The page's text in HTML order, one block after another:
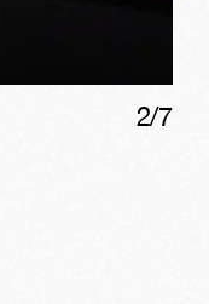
2/7